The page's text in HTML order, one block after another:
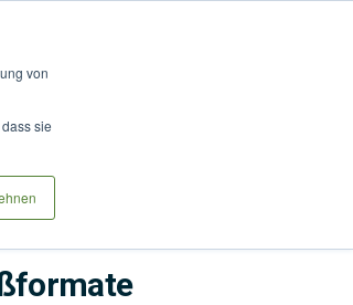
von
sie